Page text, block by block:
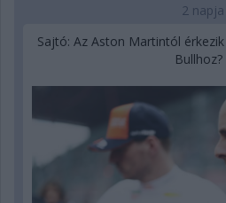
2 napja
Sajtó: Az Aston Martintól
Bullhoz?